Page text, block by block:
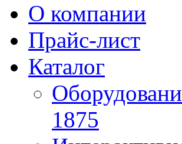
О компании
Прайс-лист
Каталог
1875